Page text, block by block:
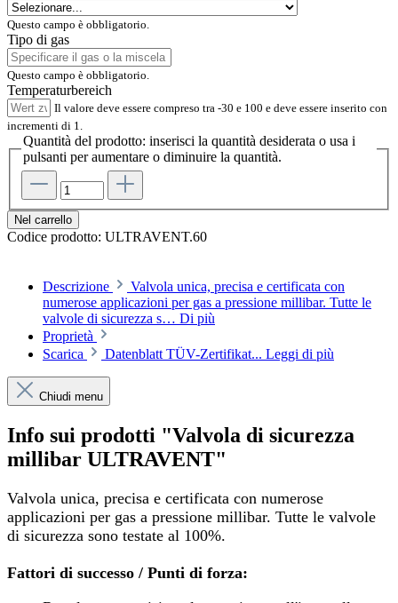
Questo campo è obbligatorio.
Tipo di gas
Questo campo è obbligatorio.
Temperaturbereich
Il valore deve essere compreso tra -30 e 100 e deve essere inserito con
incrementi di 1.
Quantità del prodotto: inserisci la quantità desiderata o usa i
pulsanti per aumentare o diminuire la quantità.
Nel carrello
Codice prodotto: ULTRAVENT.60
Descrizione
Valvola unica, precisa e certificata con
numerose applicazioni per gas a pressione millibar. Tutte le
valvole di sicurezza s… Di più
Proprietà
Scarica
Datenblatt TÜV-Zertifikat... Leggi di più
Chiudi menu
Info sui prodotti "Valvola di sicurezza
millibar ULTRAVENT"
Valvola unica, precisa e certificata con numerose
applicazioni per gas a pressione millibar. Tutte le valvole
di sicurezza sono testate al 100%.
Fattori di successo / Punti di forza: